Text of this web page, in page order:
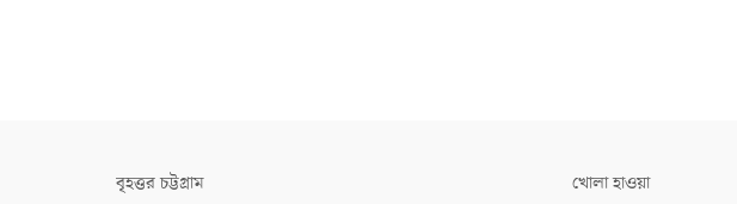
বৃহত্তর চট্টগ্রাম
খোলা হাওয়া